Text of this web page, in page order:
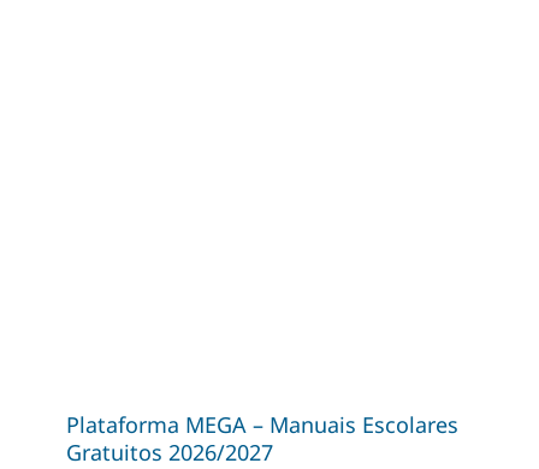
Plataforma MEGA – Manuais Escolares
Gratuitos 2026/2027